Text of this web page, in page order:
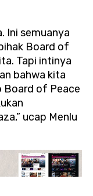
Ini semuanya
Board of
Tapi intinya
bahwa kita
Board of Peace
ucap Menlu